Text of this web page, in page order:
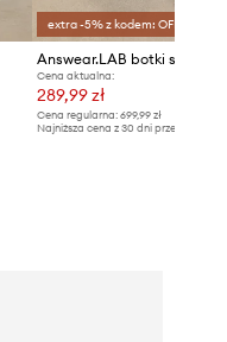
extra -5% z kodem: OFF*
Answear.LAB botki
Cena aktualna:
289,99 zł
Cena regularna: 699,99 zł
Najniższa cena z 30 dni przed obniżką: